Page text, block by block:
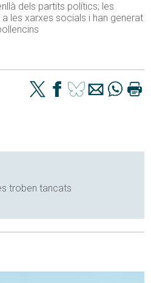
dels partits polítics; les
les xarxes socials i han generat
troben tancats